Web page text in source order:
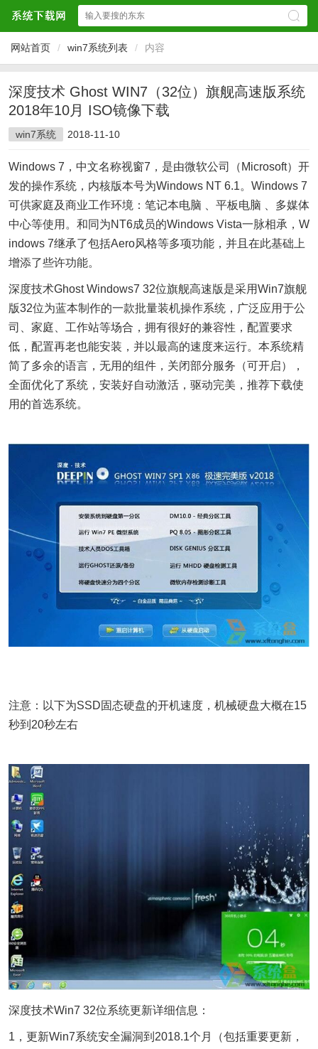
网站首页 / win7系统列表 / 内容
深度技术 Ghost WIN7（32位）旗舰高速版系统
2018年10月 ISO镜像下载
win7系统 2018-11-10
Windows 7，中文名称视窗7，是由微软公司（Microsoft）开
发的操作系统，内核版本号为Windows NT 6.1。Windows 7
可供家庭及商业工作环境：笔记本电脑 、平板电脑 、多媒体
中心等使用。和同为NT6成员的Windows Vista一脉相承，W
indows 7继承了包括Aero风格等多项功能，并且在此基础上
增添了些许功能。
深度技术Ghost Windows7 32位旗舰高速版是采用Win7旗舰
版32位为蓝本制作的一款批量装机操作系统，广泛应用于公
司、家庭、工作站等场合，拥有很好的兼容性，配置要求
低，配置再老也能安装，并以最高的速度来运行。本系统精
简了多余的语言，无用的组件，关闭部分服务（可开启），
全面优化了系统，安装好自动激活，驱动完美，推荐下载使
用的首选系统。
注意：以下为SSD固态硬盘的开机速度，机械硬盘大概在15
秒到20秒左右
深度技术Win7 32位系统更新详细信息：
1，更新Win7系统安全漏洞到2018.1个月（包括重要更新，